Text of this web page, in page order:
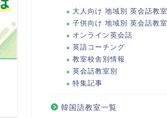
大人向け 地域別 英会話教室
子供向け 地域別 英会話教室
オンライン英会話
英語コーチング
教室校舎別情報
英会話教室別
特集記事
韓国語教室一覧